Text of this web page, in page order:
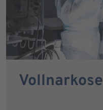
Vollnarkose